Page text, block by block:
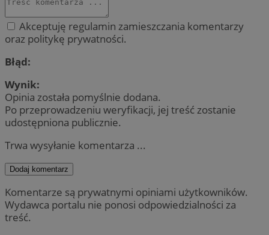
Akceptuję regulamin zamieszczania komentarzy
oraz politykę prywatności.
Błąd:
Wynik:
Opinia została pomyślnie dodana.
Po przeprowadzeniu weryfikacji, jej treść zostanie
udostępniona publicznie.
Trwa wysyłanie komentarza ...
Dodaj komentarz
Komentarze są prywatnymi opiniami użytkowników.
Wydawca portalu nie ponosi odpowiedzialności za
treść.